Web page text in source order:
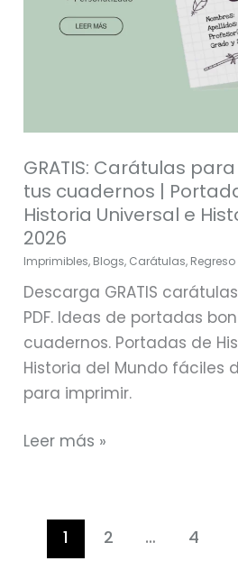
GRATIS: Carátulas
tus cuadernos |
Historia Universal e
2026
Imprimibles, Blogs, Carátulas,
Descarga GRATIS
PDF. Ideas de portadas
cuadernos. Portadas de
Historia del Mundo fáciles
para imprimir.
Bonitas
del
mundo
2026
Leer más »
1 2 … 4